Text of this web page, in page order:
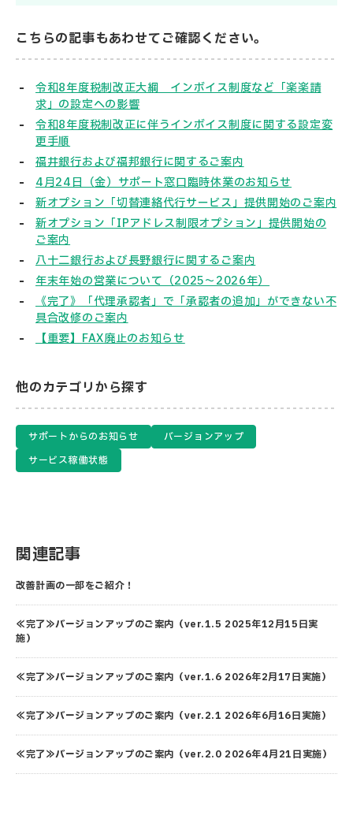
こちらの記事もあわせてご確認ください。
令和8年度税制改正大綱 インボイス制度など「楽楽請
求」の設定への影響
令和8年度税制改正に伴うインボイス制度に関する設定変
更手順
福井銀行および福邦銀行に関するご案内
4月24日（金）サポート窓口臨時休業のお知らせ
新オプション「切替連絡代行サービス」提供開始のご案内
新オプション「IPアドレス制限オプション」提供開始の
ご案内
八十二銀行および長野銀行に関するご案内
年末年始の営業について（2025～2026年）
《完了》「代理承認者」で「承認者の追加」ができない不
具合改修のご案内
【重要】FAX廃止のお知らせ
他のカテゴリから探す
サポートからのお知らせ
バージョンアップ
サービス稼働状態
関連記事
改善計画の一部をご紹介！
≪完了≫バージョンアップのご案内（ver.1.5 2025年12月15日実
施）
≪完了≫バージョンアップのご案内（ver.1.6 2026年2月17日実施）
≪完了≫バージョンアップのご案内（ver.2.1 2026年6月16日実施）
≪完了≫バージョンアップのご案内（ver.2.0 2026年4月21日実施）